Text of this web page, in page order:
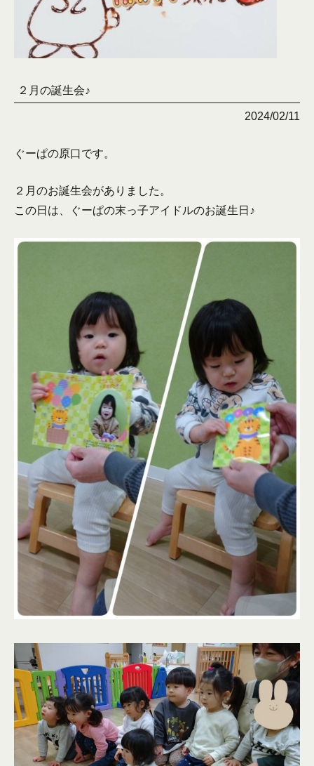
２月の誕生会♪
2024/02/11
ぐーぱの原口です。
２月のお誕生会がありました。
この日は、ぐーぱの末っ子アイドルのお誕生日♪